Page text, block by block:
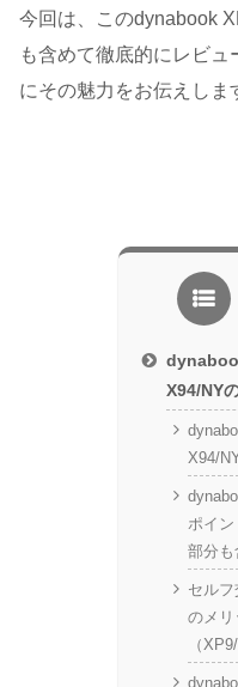
今回は、このdynabook
も含めて徹底的にレビ
にその魅力をお伝えしま
X94/NY
X94/
ポイン
部分も
セル
のメリ
（